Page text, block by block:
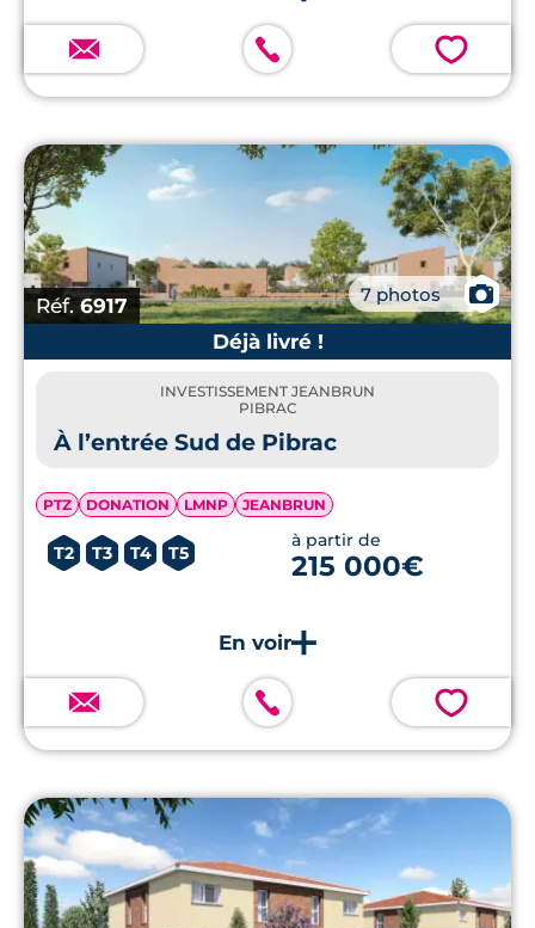
💗
Réf. 6917 7 photos
📷
Déjà livré !
INVESTISSEMENT JEANBRUN
PIBRAC
À l’entrée Sud de Pibrac
PTZ DONATION LMNP JEANBRUN
T2 T3 T4 T5
à partir de
215 000€
💗